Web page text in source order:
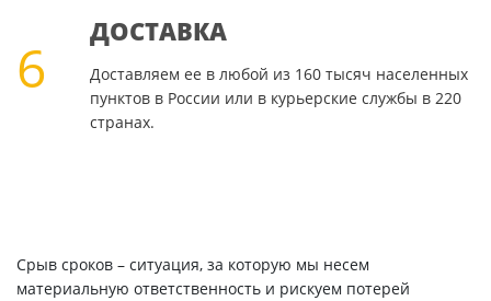
6
ДОСТАВКА
Доставляем ее в любой из 160 тысяч населенных
пунктов в России или в курьерские службы в 220
странах.
Срыв сроков – ситуация, за которую мы несем
материальную ответственность и рискуем потерей